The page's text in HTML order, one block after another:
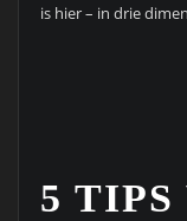
is hier – in drie
5 TIPS